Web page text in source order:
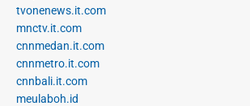
tvonenews.it.com
mnctv.it.com
cnnmedan.it.com
cnnmetro.it.com
cnnbali.it.com
meulaboh.id